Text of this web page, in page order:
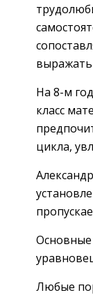
На 8-м
класс
цикла,
Основные
Любые